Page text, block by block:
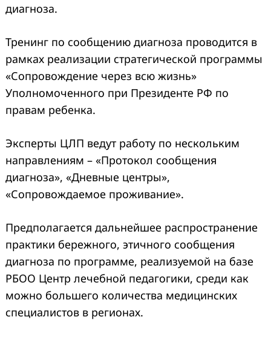
диагноза.
Тренинг по сообщению диагноза проводится в
рамках реализации стратегической программы
«Сопровождение через всю жизнь»
Уполномоченного при Президенте РФ по
правам ребенка.
Эксперты ЦЛП ведут работу по нескольким
направлениям – «Протокол сообщения
диагноза», «Дневные центры»,
«Сопровождаемое проживание».
Предполагается дальнейшее распространение
практики бережного, этичного сообщения
диагноза по программе, реализуемой на базе
РБОО Центр лечебной педагогики, среди как
можно большего количества медицинских
специалистов в регионах.